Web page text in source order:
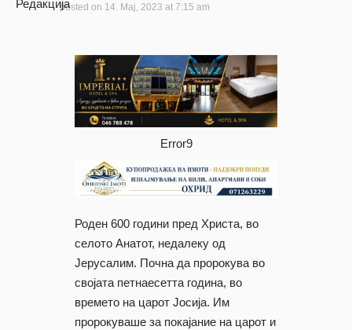
posted on 14. Мај, 2023 at 7:15 am
Error9
Роден 600 години пред Христа, во
селото Анатот, недалеку од
Јерусалим. Почна да пророкува во
својата петнаесетта година, во
времето на царот Јосија. Им
пророкуваше за покајание на царот и